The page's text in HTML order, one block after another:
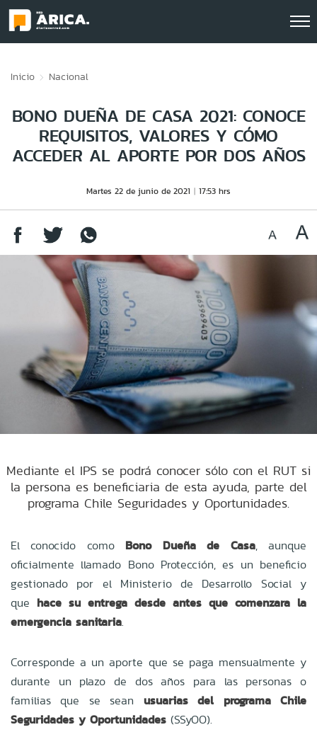
Inicio Nacional
BONO DUEÑA DE CASA 2021: CONOCE
REQUISITOS, VALORES Y CÓMO
ACCEDER AL APORTE POR DOS AÑOS
Martes 22 de junio de 2021 17:53 hrs
Mediante el IPS se podrá conocer sólo con el RUT si
la persona es beneficiaria de esta ayuda, parte del
programa Chile Seguridades y Oportunidades.
El conocido como Bono Dueña de Casa, aunque
oficialmente llamado Bono Protección, es un beneficio
gestionado por el Ministerio de Desarrollo Social y
que hace su entrega desde antes que comenzara la
emergencia sanitaria.
Corresponde a un aporte que se paga mensualmente y
durante un plazo de dos años para las personas o
familias que se sean
usuarias del programa Chile
Seguridades y Oportunidades (SSyOO).